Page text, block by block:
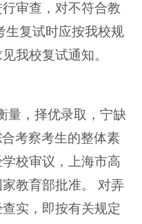
审查，对不符合教
生复试时应按我校规
我校复试通知。
，择优录取，宁缺
考察考生的整体素
校审议，上海市高
教育部批准。 对弄
实，即按有关规定